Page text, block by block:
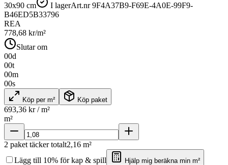
30x90 cm I lagerArt.nr9F4A37B9-F69E-4A0E-99F9-
B46ED5B33796
REA
778,68 kr/m²
Slutar om
00d
00t
00m
00s
Köp per m² Köp paket
693,36 kr / m²
m²
2 paket täcker totalt2,16 m²
Lägg till 10% för kap & spill
Hjälp mig beräkna min m²